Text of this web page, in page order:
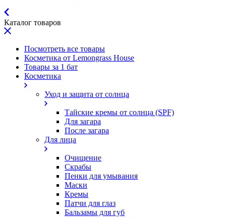
Каталог товаров
Посмотреть все товары
Косметика от Lemongrass House
Товары за 1 бат
Косметика
Уход и защита от солнца
Тайские кремы от солнца (SPF)
Для загара
После загара
Для лица
Очищение
Скрабы
Пенки для умывания
Маски
Кремы
Патчи для глаз
Бальзамы для губ